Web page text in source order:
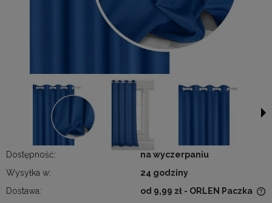
Dostępność:
na wyczerpaniu
Wysyłka w:
24 godziny
Dostawa:
od 9,99 zł - ORLEN Paczka